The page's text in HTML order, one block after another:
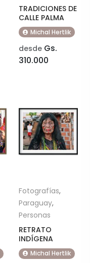
TRADICIONES DE
CALLE PALMA
Michal Hertlik
desdeGs.
310.000
Fotografías,
Paraguay,
Personas
RETRATO
INDÍGENA
Michal Hertlik